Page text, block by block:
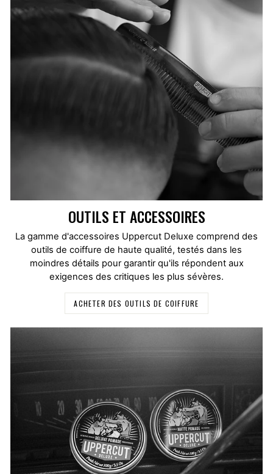
OUTILS ET ACCESSOIRES
La gamme d'accessoires Uppercut Deluxe comprend des
outils de coiffure de haute qualité, testés dans les
moindres détails pour garantir qu'ils répondent aux
exigences des critiques les plus sévères.
ACHETER DES OUTILS DE COIFFURE